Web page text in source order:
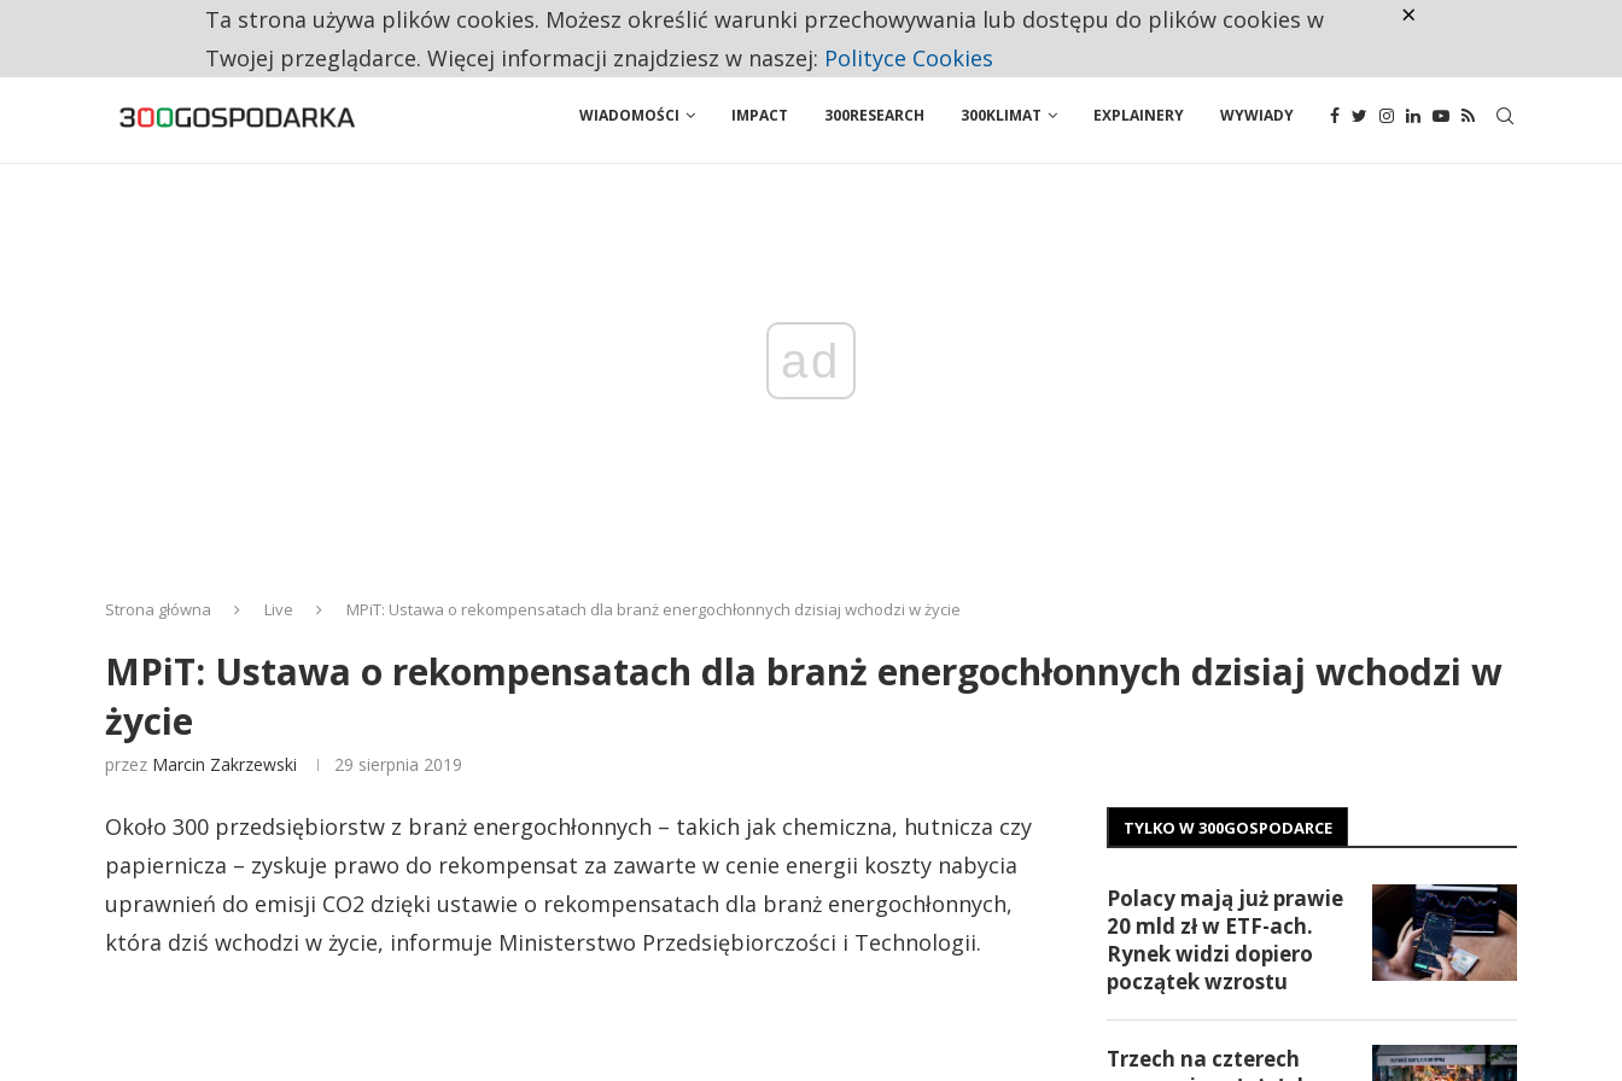
RESTRYKCJE CHIN UDERZAJĄ W EUROPEJSKI PRZEMYSŁ. NA LIŚCIE SĄ DWA PODMIOTY Z POLSKI
WIADOMOŚCI IMPACT 300RESEARCH 300KLIMAT EXPLAINERY WYWIADY
ad
Strona główna Live MPiT: Ustawa o rekompensatach dla branż energochłonnych dzisiaj wchodzi w życie
MPiT: Ustawa o rekompensatach dla branż energochłonnych dzisiaj wchodzi w
życie
przez Marcin Zakrzewski 29 sierpnia 2019
Około 300 przedsiębiorstw z branż energochłonnych – takich jak chemiczna, hutnicza czy
papiernicza – zyskuje prawo do rekompensat za zawarte w cenie energii koszty nabycia
uprawnień do emisji CO2 dzięki ustawie o rekompensatach dla branż energochłonnych,
która dziś wchodzi w życie, informuje Ministerstwo Przedsiębiorczości i Technologii.
TYLKO W 300GOSPODARCE
Polacy mają już prawie
20 mld zł w ETF-ach.
Rynek widzi dopiero
początek wzrostu
Trzech na czterech
Ta strona używa plików cookies. Możesz określić warunki przechowywania lub dostępu do plików cookies w
Twojej przeglądarce. Więcej informacji znajdziesz w naszej: Polityce Cookies
×